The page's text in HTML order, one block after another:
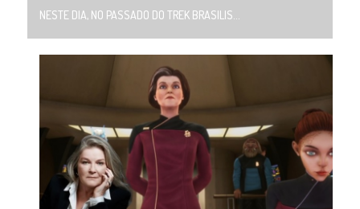
NESTE DIA, NO PASSADO DO TREK BRASILIS...